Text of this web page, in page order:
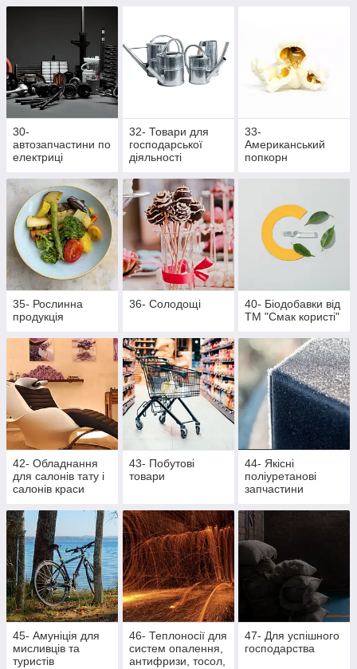
30-
автозапчастини по
електриці
32- Товари для
господарської
діяльності
33-
Американський
попкорн
35- Рослинна
продукція
36- Солодощі
40- Біодобавки від
ТМ "Смак користі"
42- Обладнання
для салонів тату і
салонів краси
43- Побутові
товари
44- Якісні
поліуретанові
запчастини
45- Амуніція для
мисливців та
туристів
46- Теплоносії для
систем опалення,
антифризи, тосол,
47- Для успішного
господарства